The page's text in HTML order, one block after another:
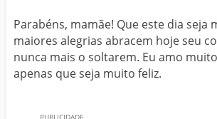
Parabéns, mamãe! Que este dia seja
maiores alegrias abracem hoje seu
nunca mais o soltarem. Eu amo
apenas que seja muito feliz.